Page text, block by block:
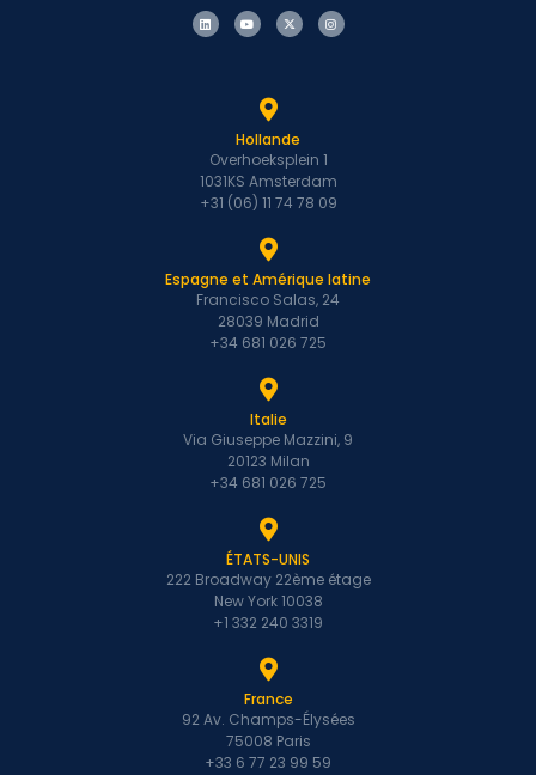
Hollande
Overhoeksplein 1
1031KS Amsterdam
+31 (06) 11 74 78 09
Espagne et Amérique latine
Francisco Salas, 24
28039 Madrid
+34 681 026 725
Italie
Via Giuseppe Mazzini, 9
20123 Milan
+34 681 026 725
ÉTATS-UNIS
222 Broadway 22ème étage
New York 10038
+1 332 240 3319
France
92 Av. Champs-Élysées
75008 Paris
+33 6 77 23 99 59